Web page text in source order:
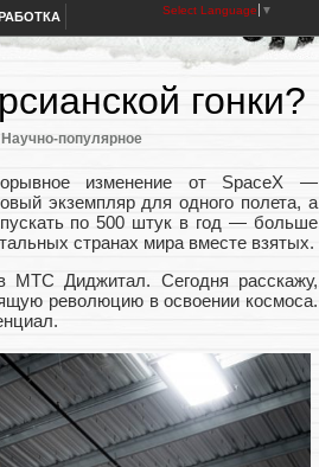
Select Language ▼
гонки?
Научно-популярное
изменение от SpaceX —
экземпляр для одного полета, а
по 500 штук в год — больше
странах мира вместе взятых.
МТС Диджитал. Сегодня расскажу,
революцию в освоении космоса.